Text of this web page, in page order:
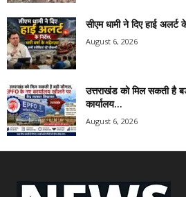
सीएम धामी ने दिए हाई अलर्ट
August 6, 2026
उत्तराखंड को मिल सकती है
कार्यालय...
August 6, 2026